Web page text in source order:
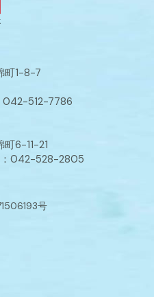
町1-8-7
512-7786
6-11-21
042-528-2805
号